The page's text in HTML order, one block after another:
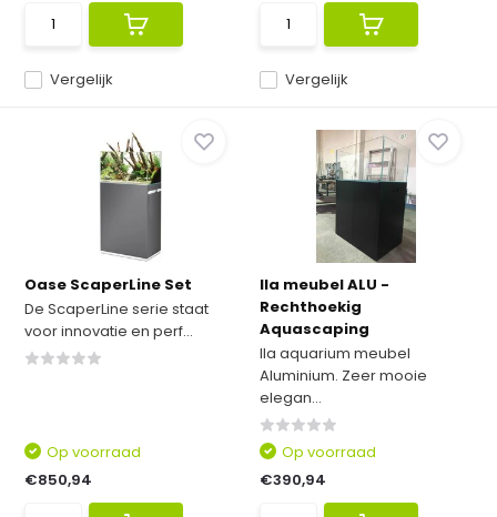
Vergelijk Vergelijk
Oase ScaperLine Set
De ScaperLine serie staat
voor innovatie en perf...
Op voorraad
€850,94
Ila meubel ALU -
Rechthoekig
Aquascaping
Ila aquarium meubel
Aluminium. Zeer mooie
elegan...
Op voorraad
€390,94